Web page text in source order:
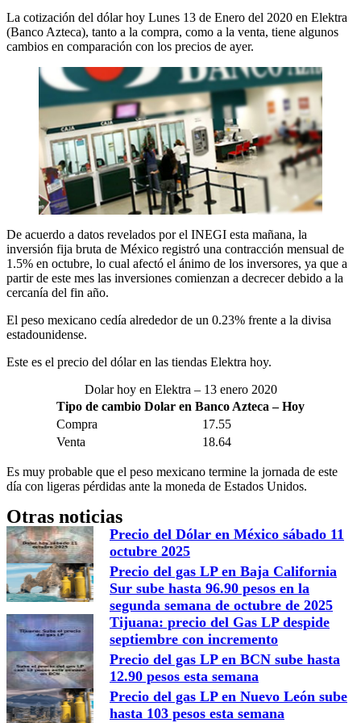
La cotización del dólar hoy Lunes 13 de Enero del 2020 en Elektra
(Banco Azteca), tanto a la compra, como a la venta, tiene algunos
cambios en comparación con los precios de ayer.
De acuerdo a datos revelados por el INEGI esta mañana, la
inversión fija bruta de México registró una contracción mensual de
1.5% en octubre, lo cual afectó el ánimo de los inversores, ya que a
partir de este mes las inversiones comienzan a decrecer debido a la
cercanía del fin año.
El peso mexicano cedía alrededor de un 0.23% frente a la divisa
estadounidense.
Este es el precio del dólar en las tiendas Elektra hoy.
Dolar hoy en Elektra – 13 enero 2020
Tipo de cambio Dolar en Banco Azteca – Hoy
Compra
17.55
Venta
18.64
Es muy probable que el peso mexicano termine la jornada de este
día con ligeras pérdidas ante la moneda de Estados Unidos.
Otras noticias
Precio del Dólar en México sábado 11
octubre 2025
Precio del gas LP en Baja California
Sur sube hasta 96.90 pesos en la
segunda semana de octubre de 2025
Tijuana: precio del Gas LP despide
septiembre con incremento
Precio del gas LP en BCN sube hasta
12.90 pesos esta semana
Precio del gas LP en Nuevo León sube
hasta 103 pesos esta semana